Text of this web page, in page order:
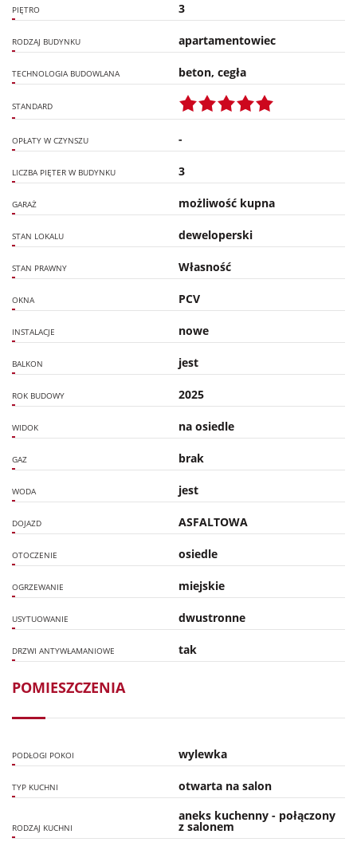
PIĘTRO 3
RODZAJ BUDYNKU apartamentowiec
TECHNOLOGIA BUDOWLANA beton, cegła
STANDARD
OPŁATY W CZYNSZU -
LICZBA PIĘTER W BUDYNKU 3
GARAŻ możliwość kupna
STAN LOKALU deweloperski
STAN PRAWNY Własność
OKNA PCV
INSTALACJE nowe
BALKON jest
ROK BUDOWY 2025
WIDOK na osiedle
GAZ brak
WODA jest
DOJAZD ASFALTOWA
OTOCZENIE osiedle
OGRZEWANIE miejskie
USYTUOWANIE dwustronne
DRZWI ANTYWŁAMANIOWE tak
POMIESZCZENIA
PODŁOGI POKOI wylewka
TYP KUCHNI otwarta na salon
RODZAJ KUCHNI
aneks kuchenny - połączony
z salonem